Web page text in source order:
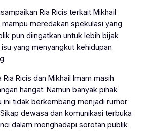
Ria Ricis terkait Mikhail
mampu meredakan spekulasi yang
pun diingatkan untuk lebih bijak
yang menyangkut kehidupan
Ricis dan Mikhail Imam masih
hangat. Namun banyak pihak
ini tidak berkembang menjadi rumor
dewasa dan komunikasi terbuka
dalam menghadapi sorotan publik